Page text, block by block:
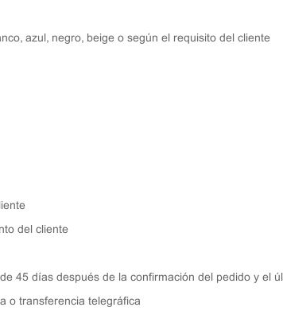
azul, negro, beige o según el requisito del cliente
del cliente
45 días después de la confirmación del pedido y el
o transferencia telegráfica